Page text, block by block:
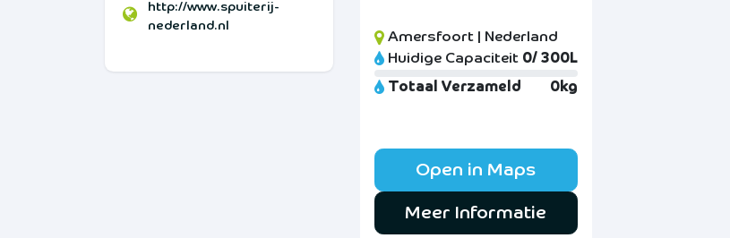
http://www.spuiterij-
nederland.nl
Amersfoort | Nederland
Huidige Capaciteit 0/ 300L
Totaal Verzameld
0kg
Open in Maps
Meer Informatie